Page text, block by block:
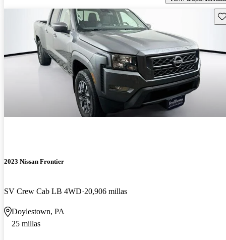
2023 Nissan Frontier
SV Crew Cab LB 4WD 20,906 millas
Doylestown, PA
25 millas